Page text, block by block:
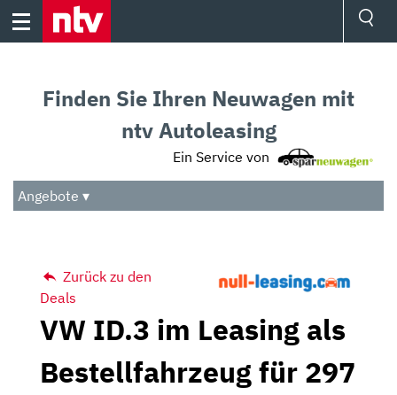
Skip
Audio
Das Beste
Finden Sie Ihren Neuwagen mit
ntv Autoleasing
Ein Service von
Angebote ▾
Zurück zu den
Deals
VW ID.3 im Leasing als
Bestellfahrzeug für 297